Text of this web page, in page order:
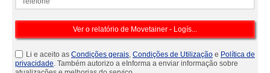
Li e aceito as Condições gerais, Condições de Utilização e Política de
privacidade. Também autorizo a eInforma a enviar informação sobre